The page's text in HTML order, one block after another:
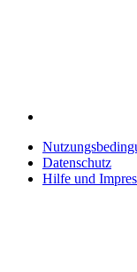
Datenschutz
Hilfe und